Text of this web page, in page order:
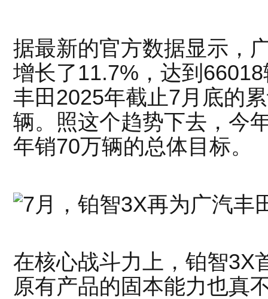
据最新的官方数据显示，
增长了11.7%，达到
丰田2025年截止7月底的
辆。照这个趋势下去，今
年销70万辆的总体目标。
在核心战斗力上，铂智3X
原有产品的固本能力也真